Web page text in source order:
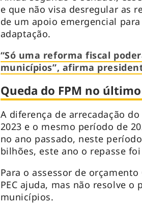
e que não visa desregular as
de um apoio emergencial
adaptação.
“Só uma reforma fiscal
municípios”, afirma
Queda do FPM no
A diferença de arrecadação
2023 e o mesmo período de
no ano passado, neste
bilhões, este ano o repasse
Para o assessor de
PEC ajuda, mas não resolve
municípios.